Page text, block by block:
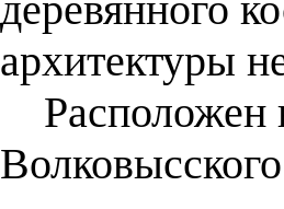
архитектуры
Расположен